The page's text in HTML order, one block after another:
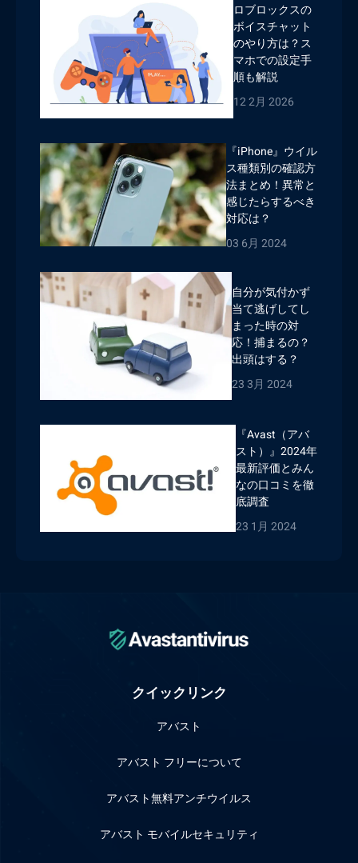
ロブロックスの
ボイスチャット
のやり方は？ス
マホでの設定手
順も解説
12 2月 2026
『iPhone』ウイル
ス種類別の確認方
法まとめ！異常と
感じたらするべき
対応は？
03 6月 2024
自分が気付かず
当て逃げしてし
まった時の対
応！捕まるの？
出頭はする？
23 3月 2024
『Avast（アバ
スト）』2024年
最新評価とみん
なの口コミを徹
底調査
23 1月 2024
クイックリンク
アバスト
アバスト フリーについて
アバスト無料アンチウイルス
アバスト モバイルセキュリティ